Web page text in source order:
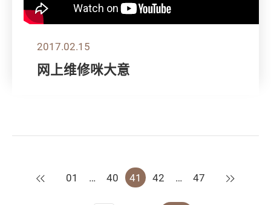
2017.02.15
网上维修咪大意
上一页
01 … 40 41 42 … 47 下一页